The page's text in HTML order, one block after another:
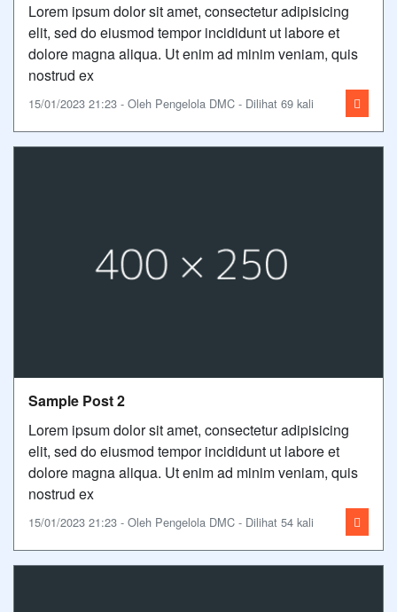
Lorem ipsum dolor sit amet, consectetur adipisicing
elit, sed do eiusmod tempor incididunt ut labore et
dolore magna aliqua. Ut enim ad minim veniam, quis
nostrud ex
15/01/2023 21:23 - Oleh Pengelola DMC - Dilihat 69 kali
Sample Post 2
Lorem ipsum dolor sit amet, consectetur adipisicing
elit, sed do eiusmod tempor incididunt ut labore et
dolore magna aliqua. Ut enim ad minim veniam, quis
nostrud ex
15/01/2023 21:23 - Oleh Pengelola DMC - Dilihat 54 kali